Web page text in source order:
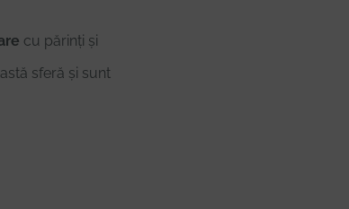
cu părinți și
sferă și sunt